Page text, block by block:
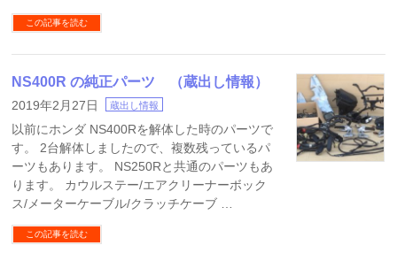
この記事を読む
NS400R の純正パーツ （蔵出し情報）
2019年2月27日 蔵出し情報
以前にホンダ NS400Rを解体した時のパーツで
す。 2台解体しましたので、複数残っているパ
ーツもあります。 NS250Rと共通のパーツもあ
ります。 カウルステー/エアクリーナーボック
ス/メーターケーブル/クラッチケーブ …
この記事を読む